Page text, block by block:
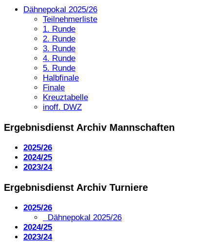
Dähnepokal 2025/26
Teilnehmerliste
1. Runde
2. Runde
3. Runde
4. Runde
5. Runde
Halbfinale
Finale
Kreuztabelle
inoff. DWZ
Ergebnisdienst Archiv Mannschaften
2025/26
2024/25
2023/24
Ergebnisdienst Archiv Turniere
2025/26
Dähnepokal 2025/26
2024/25
2023/24